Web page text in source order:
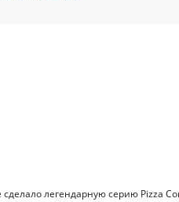
легендарную серию Pizza